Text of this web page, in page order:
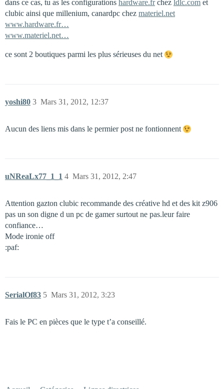
dans ce cas, tu as les configurations hardware.frchez ldlc.com et
clubic ainsi que millenium, canardpc chez materiel.net
www.hardware.fr…
www.materiel.net…
ce sont 2 boutiques parmi les plus sérieuses du net
yoshi80 Mars 31, 2012, 12:37
3
Aucun des liens mis dans le permier post ne fontionnent
uNReaLx77_1_1 Mars 31, 2012, 2:47
4
Attention gazton clubic recommande des créative hd et des kit z906
pas un son digne d un pc de gamer surtout ne pas.leur faire
confiance…
Mode ironie off
:paf:
SerialOf83 Mars 31, 2012, 3:23
5
Fais le PC en pièces que le type t’a conseillé.